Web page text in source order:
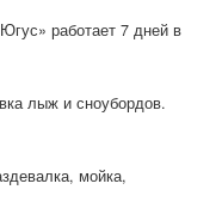
Погода
работает 7 дней в
лыж и сноубордов.
мойка,